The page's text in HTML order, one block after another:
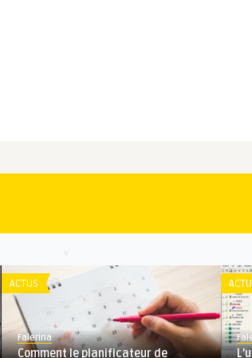
ACTUS
Falerina
Comment le planificateur de